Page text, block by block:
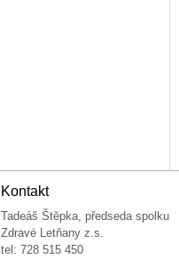
Kontakt
Tadeáš Štěpka, předseda spolku
Zdravé Letňany z.s.
tel: 728 515 450